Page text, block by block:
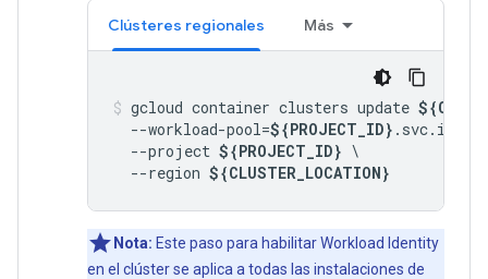
Clústeres regionales Más
gcloud container clusters update
  --workload-pool=
${PROJECT_ID}
  --project
${PROJECT_ID} \
  --region
${CLUSTER_LOCATION}
Nota: Este paso para habilitar Workload Identity
en el clúster se aplica a todas las instalaciones de